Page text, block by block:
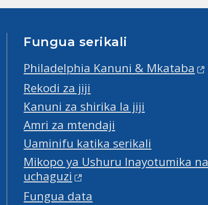
Fungua serikali
Philadelphia Kanuni & Mkataba
Rekodi za jiji
Kanuni za shirika la jiji
Amri za mtendaji
Uaminifu katika serikali
Mikopo ya Ushuru Inayotumika na
uchaguzi
Fungua data